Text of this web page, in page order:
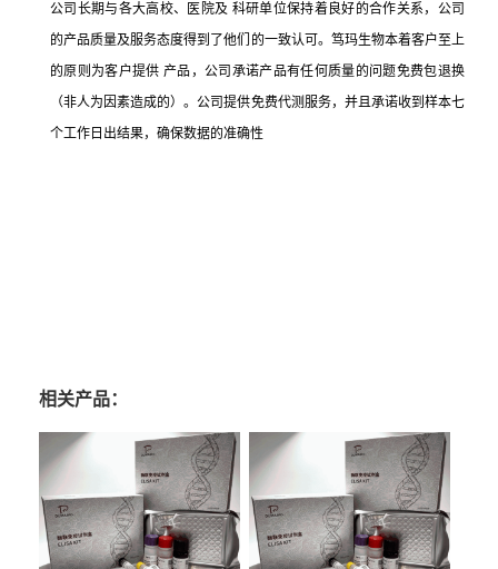
公司长期与各大高校、医院及 科研单位保持着良好的合作关系，公司
的产品质量及服务态度得到了他们的一致认可。笃玛生物本着客户至上
的原则为客户提供 产品，公司承诺产品有任何质量的问题免费包退换
（非人为因素造成的）。公司提供免费代测服务，并且承诺收到样本七
个工作日出结果，确保数据的准确性
相关产品：